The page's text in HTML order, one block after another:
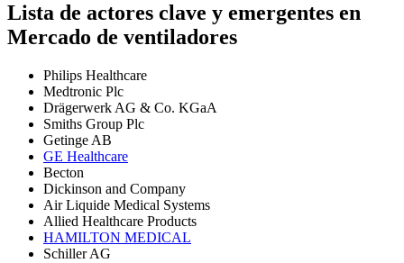
Lista de actores clave y emergentes en
Mercado de ventiladores
Philips Healthcare
Medtronic Plc
Drägerwerk AG & Co. KGaA
Smiths Group Plc
Getinge AB
GE Healthcare
Becton
Dickinson and Company
Air Liquide Medical Systems
Allied Healthcare Products
HAMILTON MEDICAL
Schiller AG